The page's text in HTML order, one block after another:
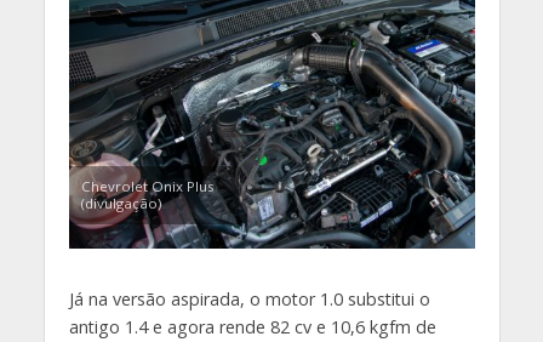
Chevrolet Onix Plus
(divulgação)
Já na versão aspirada, o motor 1.0 substitui o
antigo 1.4 e agora rende 82 cv e 10,6 kgfm de